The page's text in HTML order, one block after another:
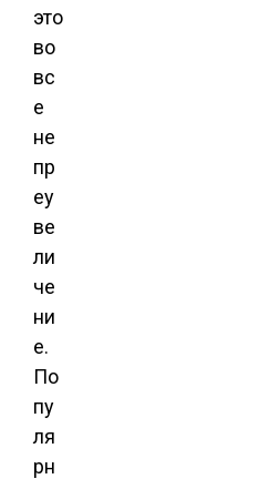
это
во
вс
е
не
пр
еу
ве
ли
че
ни
е.
По
пу
ля
рн